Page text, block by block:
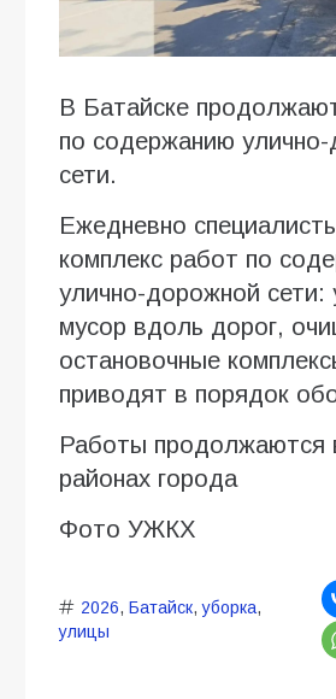
В Батайске
по содержанию
сети.
Ежедневно
комплекс работ по
улично-дорожной сети:
мусор вдоль дорог,
остановочные
приводят в порядок
Работы продолжаются
районах города
Фото УЖКХ
2026, Батайск,уборка,
улицы